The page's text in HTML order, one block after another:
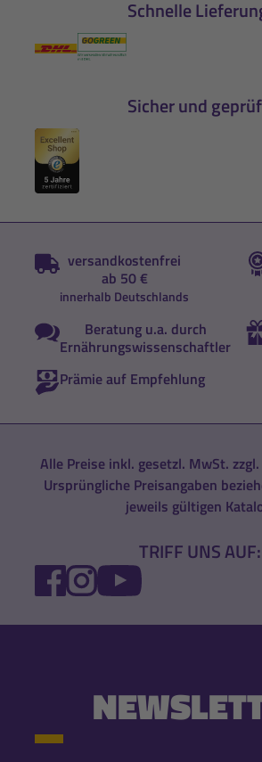
Schnelle
Sicher und
versandkostenfrei
ab 50 €
innerhalb Deutschlands
Beratung u.a. durch
Ernährungswissenschaftler
Prämie auf Empfehlung
Alle Preise inkl. gesetzl. MwSt. zzgl.
Ursprüngliche Preisangaben
jeweils gültigen
TRIFF UNS AUF:
FACEBOOK
INSTAGRAM
YOUTUBE